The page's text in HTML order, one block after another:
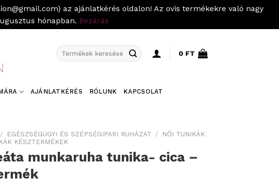
az ajánlatkérés oldalon! Az ovis termékekre való nagy
hónapban. Bezárás
Keresés
a
0 FT
AJÁNLATKÉRÉS RÓLUNK KAPCSOLAT
/ EGÉSZSÉGÜGYI ÉS SZÉPSÉGIPARI RUHÁZAT /
NŐI TUNIKÁK
KÉSZTERMÉKEK
munkaruha tunika- cica –